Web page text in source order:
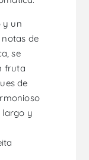
y un
de
se
fruta
de
largo y